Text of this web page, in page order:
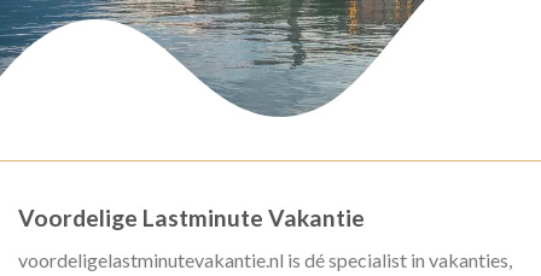
Voordelige Lastminute Vakantie
voordeligelastminutevakantie.nl is dé specialist in vakanties,